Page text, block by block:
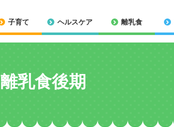
子育て ヘルスケア 離乳食
離乳食後期